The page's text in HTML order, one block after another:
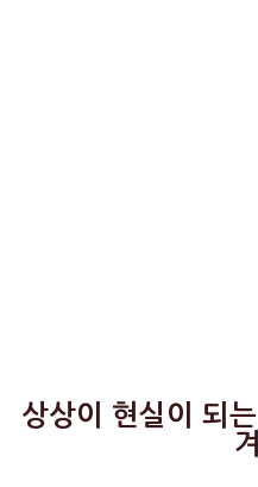
상상이 현실이 되